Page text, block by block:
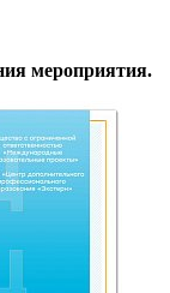
мероприятия.